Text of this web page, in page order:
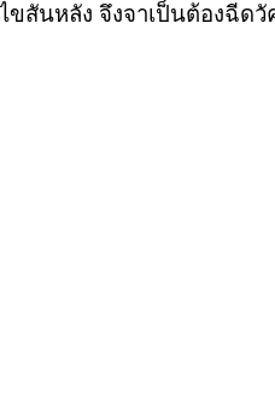
ขสันหลัง จึงจาเป็นต้องฉีด